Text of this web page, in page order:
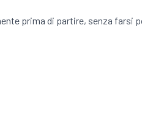
prima di partire, senza farsi